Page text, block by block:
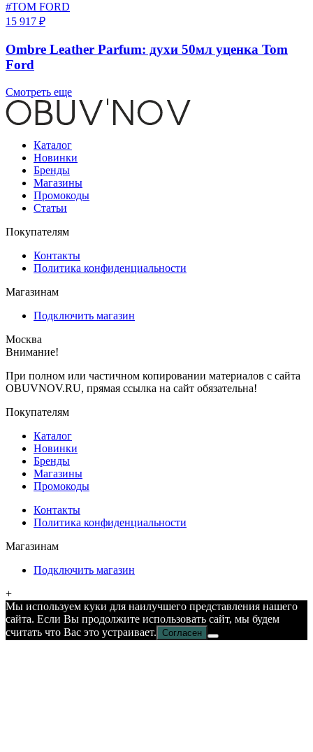
#TOM FORD
15 917 ₽
Ombre Leather Parfum: духи 50мл уценка Tom
Ford
Смотреть еще
Каталог
Новинки
Бренды
Магазины
Промокоды
Статьи
Покупателям
Контакты
Политика конфиденциальности
Магазинам
Подключить магазин
Москва
Внимание!
При полном или частичном копировании материалов с сайта
OBUVNOV.RU, прямая ссылка на сайт обязательна!
Покупателям
Каталог
Новинки
Бренды
Магазины
Промокоды
Контакты
Политика конфиденциальности
Магазинам
Подключить магазин
+
Мы используем куки для наилучшего представления нашего
сайта. Если Вы продолжите использовать сайт, мы будем
считать что Вас это устраивает. Согласен